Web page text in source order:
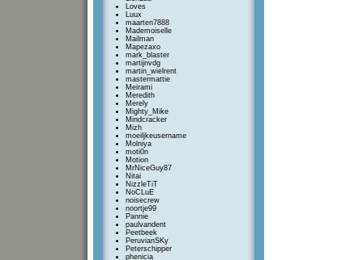
Loves
Luux
maarten7888
Mademoiselle
Mailman
Mapezaxo
mark_blaster
martijnvdg
martin_wielrent
mastermattie
Meirami
Meredith
Merely
Mighty_Mike
Mindcracker
Mizh
moeiljkeusername
Molniya
moti0n
Motion
MrNiceGuy87
Nitai
NizzleTiT
NoCLuE
noisecrew
noortje99
Pannie
paulvandent
Peetbeek
PeruvianSKy
Peterschipper
phenicia